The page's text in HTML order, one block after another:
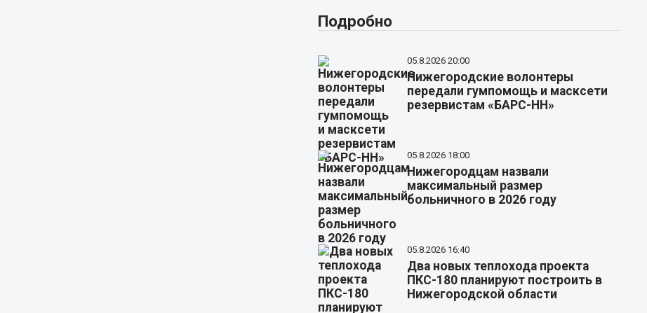
Подробно
05.8.2026 20:00
Нижегородские волонтеры
передали гумпомощь и масксети
резервистам «БАРС-НН»
05.8.2026 18:00
Нижегородцам назвали
максимальный размер
больничного в 2026 году
05.8.2026 16:40
Два новых теплохода проекта
ПКС-180 планируют построить в
Нижегородской области